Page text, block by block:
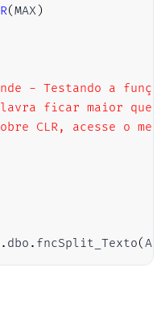
(MAX)
- Testando a
ficar maior
CLR, acesse o
. dbo . fncSplit_Texto(A.